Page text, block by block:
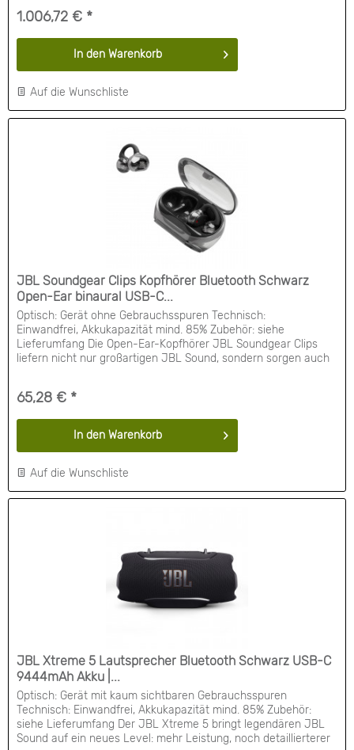
lebendiges, immersives Raumklangerlebnis in 3D hüllt, das...
1.006,72 € *
In den Warenkorb
Auf die Wunschliste
JBL Soundgear Clips Kopfhörer Bluetooth Schwarz
Open-Ear binaural USB-C...
Optisch: Gerät ohne Gebrauchsspuren Technisch:
Einwandfrei, Akkukapazität mind. 85% Zubehör: siehe
Lieferumfang Die Open-Ear-Kopfhörer JBL Soundgear Clips
liefern nicht nur großartigen JBL Sound, sondern sorgen auch
sich hervor, genau wie ihre trendigen...
65,28 € *
In den Warenkorb
Auf die Wunschliste
JBL Xtreme 5 Lautsprecher Bluetooth Schwarz USB-C
9444mAh Akku |...
Optisch: Gerät mit kaum sichtbaren Gebrauchsspuren
Technisch: Einwandfrei, Akkukapazität mind. 85% Zubehör:
siehe Lieferumfang Der JBL Xtreme 5 bringt legendären JBL
Sound auf ein neues Level: mehr Leistung, noch detaillierterer